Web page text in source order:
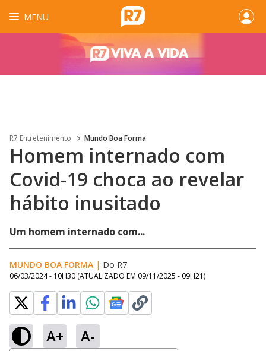
MENU
R7 Entretenimento Mundo Boa Forma
Homem internado com
Covid-19 choca ao revelar
hábito inusitado
Um homem internado com...
MUNDO BOA FORMA | Do R7
06/03/2024 - 10H30 (ATUALIZADO EM 09/11/2025 - 09H21)
A+ A-